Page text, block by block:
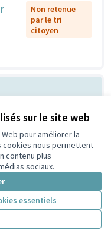
sur le site web
pour améliorer la
cookies nous permettent
contenu plus
sociaux.
essentiels
Non retenue
par le tri
citoyen
par le tri
citoyen